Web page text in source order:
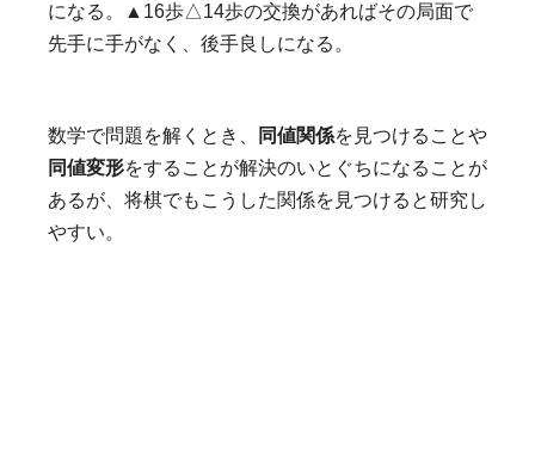
になる。▲16歩△14歩の交換があればその局面で
先手に手がなく、後手良しになる。
数学で問題を解くとき、 同値関係を見つけることや
同値変形をすることが解決のいとぐちになることが
あるが、将棋でもこうした関係を見つけると研究し
やすい。